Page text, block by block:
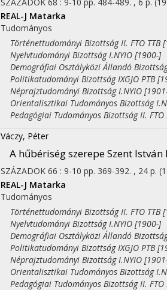
REAL-J Matarka
Tudományos
Történettudományi Bizottság II. FTO TTB
Nyelvtudományi Bizottság I.NYIO [1900-]
Demográfiai Osztályközi Állandó
Politikatudományi Bizottság IXGJO PTB
Néprajztudományi Bizottság I.NYIO
Orientalisztikai Tudományos Bizottság
Pedagógiai Tudományos Bizottság II.
Váczy, Péter
A hűbériség szerepe Szent
SZÁZADOK 66 : 9-10 pp. 369-392. , 24 p.
REAL-J Matarka
Tudományos
Történettudományi Bizottság II. FTO TTB
Nyelvtudományi Bizottság I.NYIO [1900-]
Demográfiai Osztályközi Állandó
Politikatudományi Bizottság IXGJO PTB
Néprajztudományi Bizottság I.NYIO
Orientalisztikai Tudományos Bizottság
Pedagógiai Tudományos Bizottság II.